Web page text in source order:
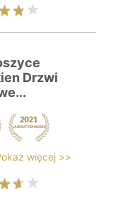
Drzwi
więcej >>